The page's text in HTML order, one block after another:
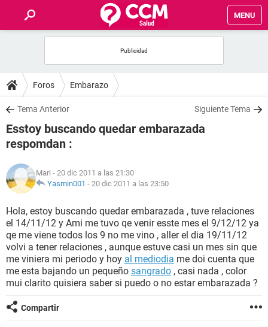
MENU
FOROS
SALUD
FAMILIA
NUTRICIÓN
SEXUALIDAD
GLOSARIO
Foros Embarazo
Tema Anterior Siguiente Tema
Esstoy buscando quedar embarazada
respomdan :
Mari - 20 dic 2011 a las 21:30
Yasmin001 - 20 dic 2011 a las 23:50
Hola, estoy buscando quedar embarazada , tuve relaciones
el 14/11/12 y Ami me tuvo qe venir esste mes el 9/12/12 ya
qe me viene todos los 9 no me vino , aller el dia 19/11/12
volvi a tener relaciones , aunque estuve casi un mes sin que
me viniera mi periodo y hoy al mediodia me doi cuenta que
me esta bajando un pequeño sangrado , casi nada , color
mui clarito quisiera saber si puedo o no estar embarazada ?
Compartir